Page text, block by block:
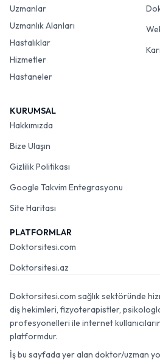
Uzmanlar
Uzmanlık Alanları
Hastalıklar
Hizmetler
Hastaneler
KURUMSAL
Hakkımızda
Bize Ulaşın
Gizlilik Politikası
Google Takvim Entegrasyonu
Site Haritası
PLATFORMLAR
Doktorsitesi.com
Doktorsitesi.az
Doktorsitesi.com sağlık sektöründe
diş hekimleri, fizyoterapistler,
profesyonelleri ile internet
platformdur.
İş bu sayfada yer alan doktor/uzman